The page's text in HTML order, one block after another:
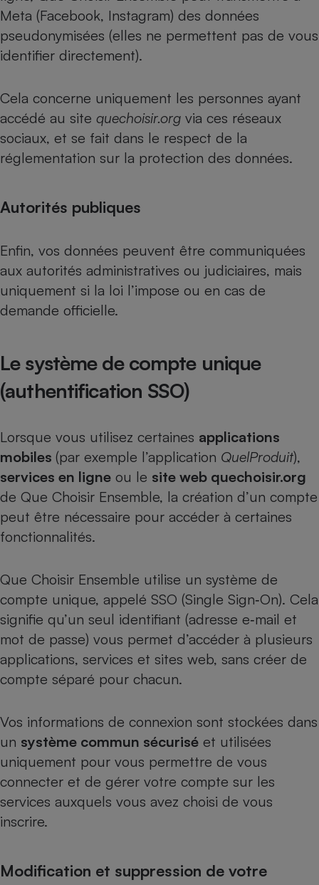
Meta (Facebook, Instagram) des données
pseudonymisées (elles ne permettent pas de vous
identifier directement).
Cela concerne uniquement les personnes ayant
accédé au site quechoisir.org via ces réseaux
sociaux, et se fait dans le respect de la
réglementation sur la protection des données.
Autorités publiques
Enfin, vos données peuvent être communiquées
aux autorités administratives ou judiciaires, mais
uniquement si la loi l’impose ou en cas de
demande officielle.
Le système de compte unique
(authentification SSO)
Lorsque vous utilisez certaines applications
mobiles (par exemple l’application QuelProduit),
services en ligne ou le site web quechoisir.org
de Que Choisir Ensemble, la création d’un compte
peut être nécessaire pour accéder à certaines
fonctionnalités.
Que Choisir Ensemble utilise un système de
compte unique, appelé SSO (Single Sign‑On). Cela
signifie qu’un seul identifiant (adresse e‑mail et
mot de passe) vous permet d’accéder à plusieurs
applications, services et sites web, sans créer de
compte séparé pour chacun.
Vos informations de connexion sont stockées dans
un système commun sécurisé et utilisées
uniquement pour vous permettre de vous
connecter et de gérer votre compte sur les
services auxquels vous avez choisi de vous
inscrire.
Modification et suppression de votre